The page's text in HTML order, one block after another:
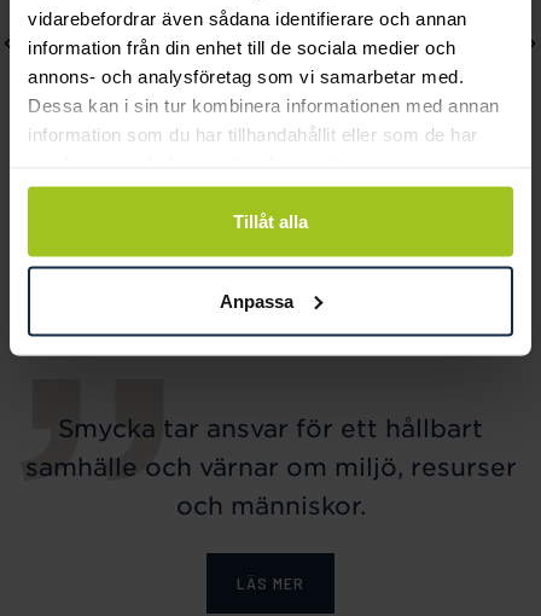
vidarebefordrar även sådana identifierare och annan
information från din enhet till de sociala medier och
annons- och analysföretag som vi samarbetar med.
Dessa kan i sin tur kombinera informationen med annan
information som du har tillhandahållit eller som de har
Tillåt alla
Anpassa
Ivory
Mockberg
Pris:1 999 kr
1 999 kr
Smycka tar ansvar för ett hållbart
samhälle och värnar om miljö, resurser
och människor.
LÄS MER